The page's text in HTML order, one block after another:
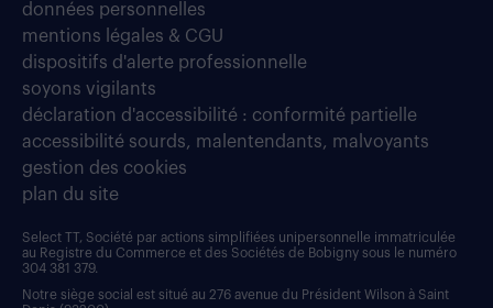
données personnelles
mentions légales & CGU
dispositifs d'alerte professionnelle
soyons vigilants
déclaration d'accessibilité : conformité partielle
accessibilité sourds, malentendants, malvoyants
gestion des cookies
plan du site
Select TT, Société par actions simplifiées unipersonnelle immatriculée
au Registre du Commerce et des Sociétés de Bobigny sous le numéro
304 381 379.
Notre siège social est situé au 276 avenue du Président Wilson à Saint